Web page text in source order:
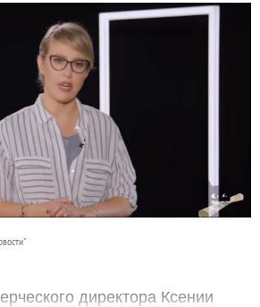
директора Ксении